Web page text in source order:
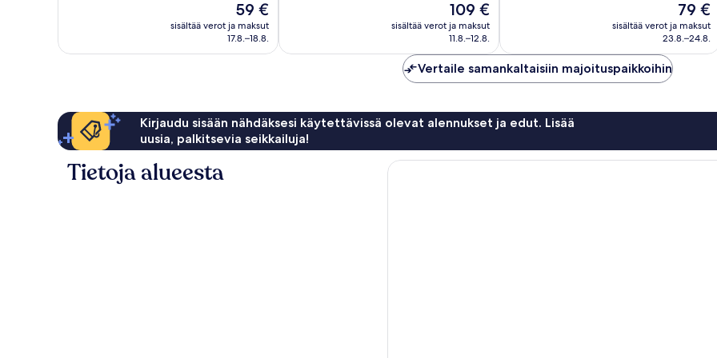
Hinta
on
59 €
59 €
sisältää verot ja maksut
17.8.–18.8.
Hinta
on
109 €
109 €
sisältää verot ja maksut
11.8.–12.8.
Hinta
on
79 €
79 €
sisältää verot ja maksut
23.8.–24.8.
Vertaile samankaltaisiin majoituspaikkoihin
Kirjaudu sisään nähdäksesi käytettävissä olevat alennukset ja edut. Lisää
uusia, palkitsevia seikkailuja!
Tietoja alueesta